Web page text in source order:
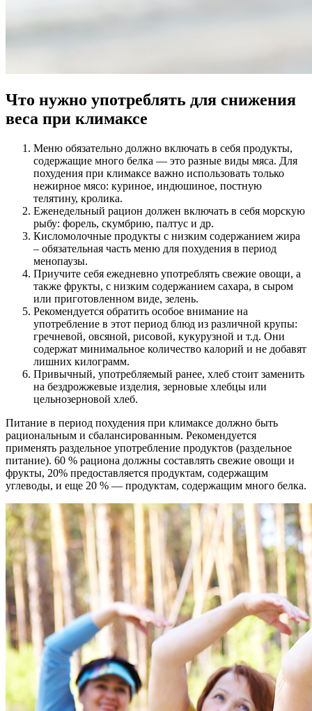
Что нужно употреблять для снижения
веса при климаксе
Меню обязательно должно включать в себя продукты,
содержащие много белка — это разные виды мяса. Для
похудения при климаксе важно использовать только
нежирное мясо: куриное, индюшиное, постную
телятину, кролика.
Еженедельный рацион должен включать в себя морскую
рыбу: форель, скумбрию, палтус и др.
Кисломолочные продукты с низким содержанием жира
– обязательная часть меню для похудения в период
менопаузы.
Приучите себя ежедневно употреблять свежие овощи, а
также фрукты, с низким содержанием сахара, в сыром
или приготовленном виде, зелень.
Рекомендуется обратить особое внимание на
употребление в этот период блюд из различной крупы:
гречневой, овсяной, рисовой, кукурузной и т.д. Они
содержат минимальное количество калорий и не добавят
лишних килограмм.
Привычный, употребляемый ранее, хлеб стоит заменить
на бездрожжевые изделия, зерновые хлебцы или
цельнозерновой хлеб.
Питание в период похудения при климаксе должно быть
рациональным и сбалансированным. Рекомендуется
применять раздельное употребление продуктов (раздельное
питание). 60 % рациона должны составлять свежие овощи и
фрукты, 20% предоставляется продуктам, содержащим
углеводы, и еще 20 % — продуктам, содержащим много белка.